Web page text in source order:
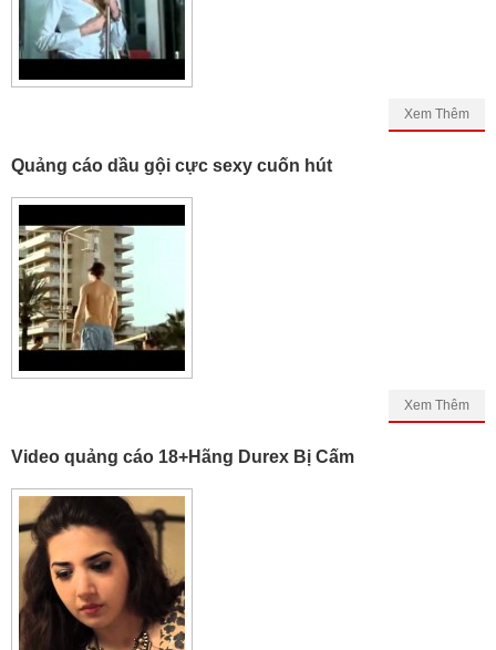
Xem Thêm
Quảng cáo dầu gội cực sexy cuốn hút
Xem Thêm
Video quảng cáo 18+Hãng Durex Bị Cấm